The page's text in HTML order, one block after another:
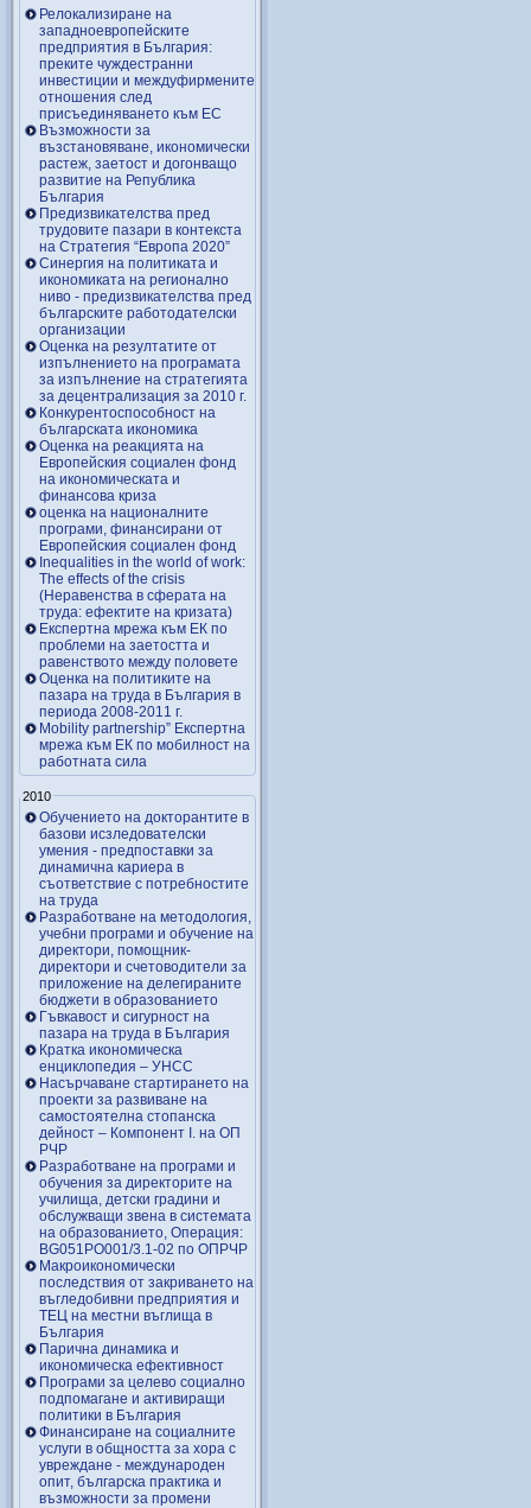
Релокализиране на
западноевропейските
предприятия в България:
преките чуждестранни
инвестиции и междуфирмените
отношения след
присъединяването към ЕС
Възможности за
възстановяване, икономически
растеж, заетост и догонващо
развитие на Република
България
Предизвикателства пред
трудовите пазари в контекста
на Стратегия “Европа 2020”
Синергия на политиката и
икономиката на регионално
ниво - предизвикателства пред
българските работодателски
организации
Оценка на резултатите от
изпълнението на програмата
за изпълнение на стратегията
за децентрализация за 2010 г.
Конкурентоспособност на
българската икономика
Оценка на реакцията на
Европейския социален фонд
на икономическата и
финансова криза
оценка на националните
програми, финансирани от
Европейския социален фонд
Inequalities in the world of work:
The effects of the crisis
(Неравенства в сферата на
труда: ефектите на кризата)
Експертна мрежа към ЕК по
проблеми на заетостта и
равенството между половете
Оценка на политиките на
пазара на труда в България в
периода 2008-2011 г.
Mobility partnership” Експертна
мрежа към ЕК по мобилност на
работната сила
2010
Обучението на докторантите в
базови исзледователски
умения - предпоставки за
динамична кариера в
съответствие с потребностите
на труда
Разработване на методология,
учебни програми и обучение на
директори, помощник-
директори и счетоводители за
приложение на делегираните
бюджети в образованието
Гъвкавост и сигурност на
пазара на труда в България
Кратка икономическа
енциклопедия – УНСС
Насърчаване стартирането на
проекти за развиване на
самостоятелна стопанска
дейност – Компонент I. на ОП
РЧР
Разработване на програми и
обучения за директорите на
училища, детски градини и
обслужващи звена в системата
на образованието, Операция:
BG051PO001/3.1-02 по ОПРЧР
Макроикономически
последствия от закриването на
въгледобивни предприятия и
ТЕЦ на местни въглища в
България
Парична динамика и
икономическа ефективност
Програми за целево социално
подпомагане и активиращи
политики в България
Финансиране на социалните
услуги в общността за хора с
увреждане - международен
опит, българска практика и
възможности за промени